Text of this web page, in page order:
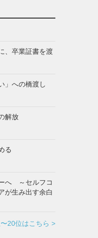
、卒業証書を渡
」への橋渡し
解放
る
へ ～セルフコ
が生み出す余白
20位はこちら >